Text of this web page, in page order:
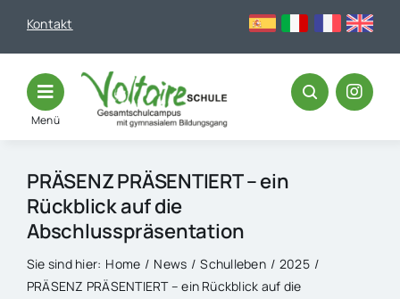
Kontakt
Menü
PRÄSENZ PRÄSENTIERT – ein
Rückblick auf die
Abschlusspräsentation
Sie sind hier: Home News Schulleben
2025
PRÄSENZ PRÄSENTIERT – ein Rückblick auf die